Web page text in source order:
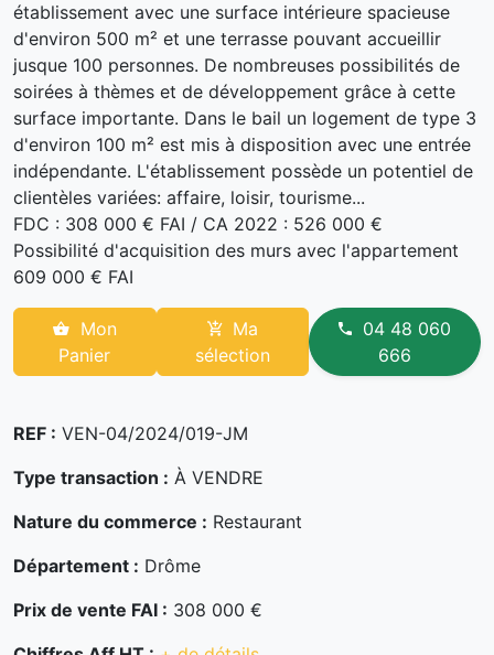
établissement avec une surface intérieure spacieuse
d'environ 500 m² et une terrasse pouvant accueillir
jusque 100 personnes. De nombreuses possibilités de
soirées à thèmes et de développement grâce à cette
surface importante. Dans le bail un logement de type 3
d'environ 100 m² est mis à disposition avec une entrée
indépendante. L'établissement possède un potentiel de
clientèles variées: affaire, loisir, tourisme...
FDC : 308 000 € FAI / CA 2022 : 526 000 €
Possibilité d'acquisition des murs avec l'appartement
609 000 € FAI
Mon
Panier
Ma
sélection
04 48 060
666
REF : VEN-04/2024/019-JM
Type transaction : À VENDRE
Nature du commerce : Restaurant
Département : Drôme
Prix de vente FAI : 308 000 €